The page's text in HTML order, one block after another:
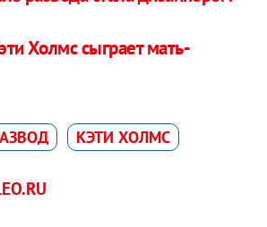
Холмс сыграет мать-
КЭТИ ХОЛМС